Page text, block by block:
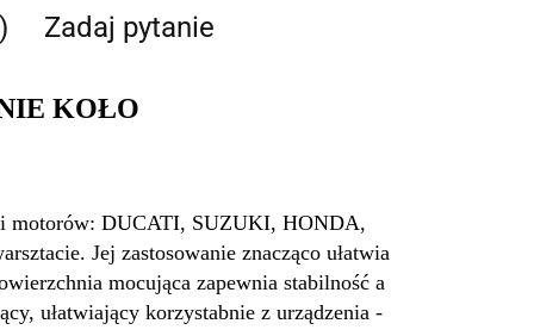
Zadaj pytanie
KOŁO
motorów: DUCATI, SUZUKI, HONDA,
Jej zastosowanie znacząco ułatwia
mocująca zapewnia stabilność a
ułatwiający korzystabnie z urządzenia -